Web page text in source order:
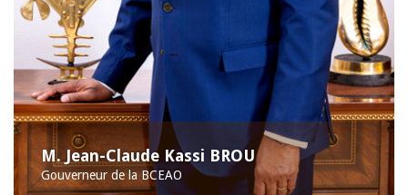
M. Jean-Claude Kassi BROU
Gouverneur de la BCEAO